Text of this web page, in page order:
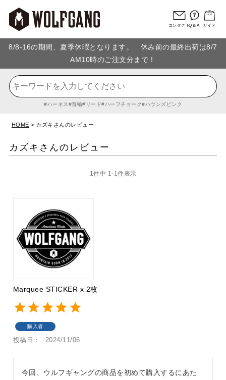
コンタクトQ＆A ガイド
8/8-16の期間、夏季休暇となります。 休み前の最終出荷は8/7
AM10時のご注文分まで！
ハーネス 首輪 リード ハーフチョーク ハウンズピンク
HOME カズキさんのレビュー
カズキさんのレビュー
1 件中 1 -1 件表示
Marquee STICKER x 2枚
購入者
投稿日 2024/11/06
今回、ウルフギャングの商品を初めて購入するにあた